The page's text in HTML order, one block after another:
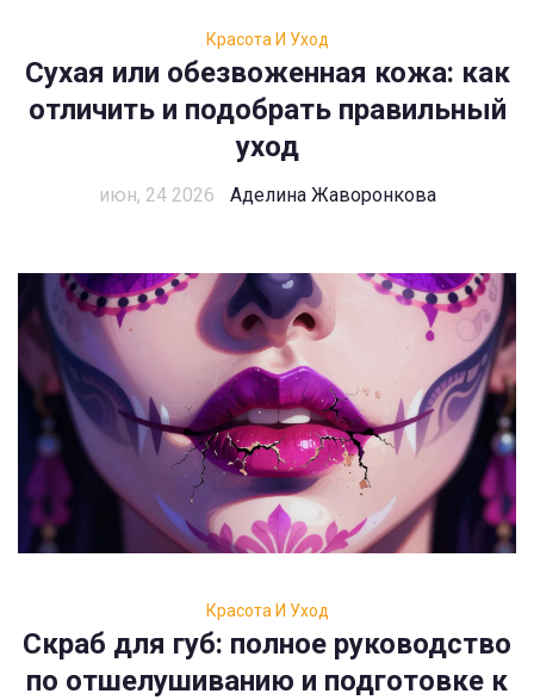
Красота И Уход
Сухая или обезвоженная кожа: как
отличить и подобрать правильный
уход
июн, 24 2026 Аделина Жаворонкова
Красота И Уход
Скраб для губ: полное руководство
по отшелушиванию и подготовке к